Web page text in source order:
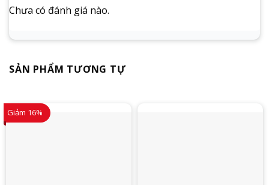
Chưa có đánh giá nào.
SẢN PHẨM TƯƠNG TỰ
Giảm 16%